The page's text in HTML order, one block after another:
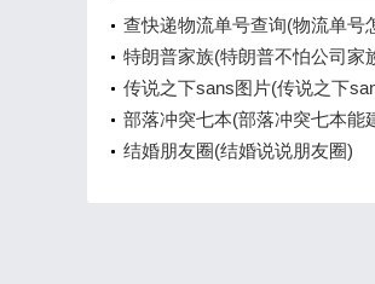
查快递物流单号查询(物流单号
特朗普家族(特朗普不怕公司家
传说之下sans图片(传说之下
部落冲突七本(部落冲突七本能
结婚朋友圈(结婚说说朋友圈)